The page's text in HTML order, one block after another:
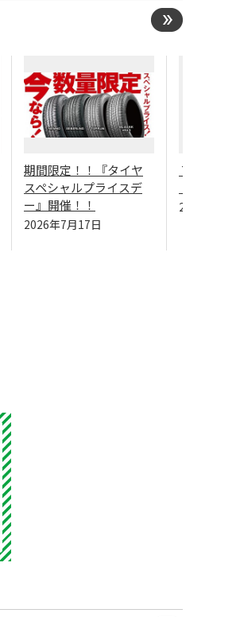
期間限定！！『タイヤ
スペシャルプライスデ
ー』開催！！
2026年7月17日
７/１４（
2026年7月